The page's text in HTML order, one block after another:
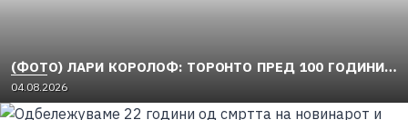
(ФОТО) ЛАРИ КОРОЛОФ: ТОРОНТО ПРЕД 100 ГОДИНИ…
04.08.2026